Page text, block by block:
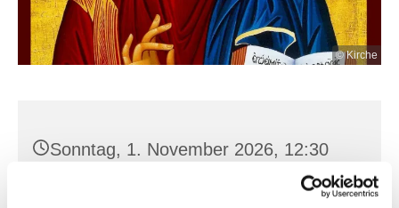
© Kirche
Sonntag, 1. November 2026, 12:30